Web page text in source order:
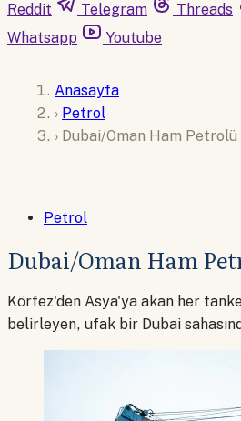
Reddit
Telegram Threads
Whatsapp
Youtube
Anasayfa
› Petrol
› Dubai/Oman Ham Petrolü
Petrol
Dubai/Oman Ham
Körfez'den Asya'ya akan her
belirleyen, ufak bir Dubai